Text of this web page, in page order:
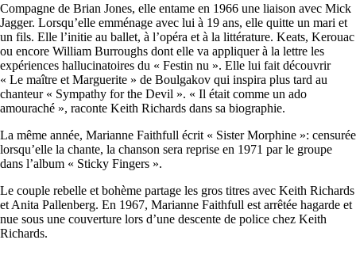
Compagne de Brian Jones, elle entame en 1966 une liaison avec Mick
Jagger. Lorsqu’elle emménage avec lui à 19 ans, elle quitte un mari et
un fils. Elle l’initie au ballet, à l’opéra et à la littérature. Keats, Kerouac
ou encore William Burroughs dont elle va appliquer à la lettre les
expériences hallucinatoires du « Festin nu ». Elle lui fait découvrir
« Le maître et Marguerite » de Boulgakov qui inspira plus tard au
chanteur « Sympathy for the Devil ». « Il était comme un ado
amouraché », raconte Keith Richards dans sa biographie.
La même année, Marianne Faithfull écrit « Sister Morphine »: censurée
lorsqu’elle la chante, la chanson sera reprise en 1971 par le groupe
dans l’album « Sticky Fingers ».
Le couple rebelle et bohème partage les gros titres avec Keith Richards
et Anita Pallenberg. En 1967, Marianne Faithfull est arrêtée hagarde et
nue sous une couverture lors d’une descente de police chez Keith
Richards.